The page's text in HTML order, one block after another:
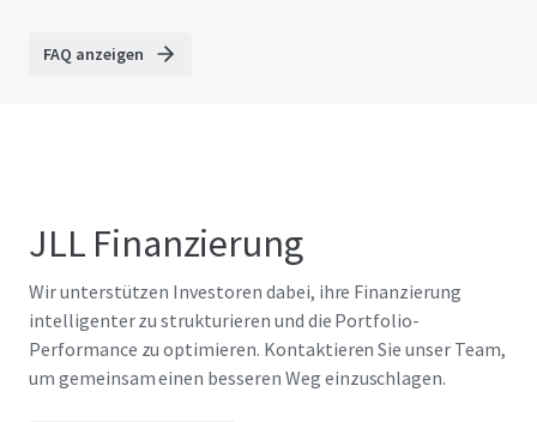
FAQ anzeigen
JLL Finanzierung
Wir unterstützen Investoren dabei, ihre Finanzierung
intelligenter zu strukturieren und die Portfolio-
Performance zu optimieren. Kontaktieren Sie unser Team,
um gemeinsam einen besseren Weg einzuschlagen.